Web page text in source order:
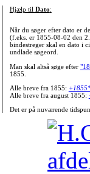
Hjælp til Dato:
Når du søger efter dato er
(f.eks. er 1855-08-02 den
bindestreger skal en dato i
undlade søgeord.
Man skal altså søge efter
1855.
Alle breve fra 1855:
Alle breve fra august 1855:
Det er på nuværende